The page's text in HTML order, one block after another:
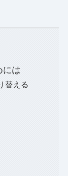
には
替える